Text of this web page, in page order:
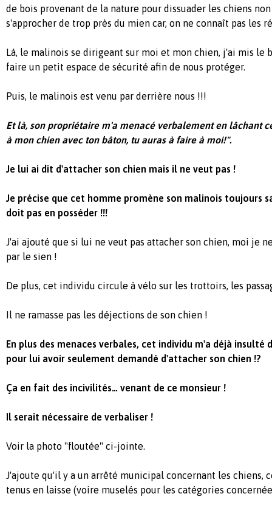
de bois provenant de la nature pour dissuader les chiens
s'approcher de trop près du mien car, on ne connaît pas les
Là, le malinois se dirigeant sur moi et mon chien, j'ai mis le
faire un petit espace de sécurité afin de nous protéger.
Puis, le malinois est venu par derrière nous !!!
Et là, son propriétaire m'a menacé verbalement en lâchant
à mon chien avec ton bâton, tu auras à faire à moi!".
Je lui ai dit d'attacher son chien mais il ne veut pas !
Je précise que cet homme promène son malinois toujours
doit pas en posséder !!!
J'ai ajouté que si lui ne veut pas attacher son chien, moi je
par le sien !
De plus, cet individu circule à vélo sur les trottoirs, les
Il ne ramasse pas les déjections de son chien !
En plus des menaces verbales, cet individu m'a déjà insulté
pour lui avoir seulement demandé d'attacher son chien !?
Ça en fait des incivilités… venant de ce monsieur !
Il serait nécessaire de verbaliser !
Voir la photo "floutée" ci-jointe.
J'ajoute qu'il y a un arrêté municipal concernant les chiens,
tenus en laisse (voire muselés pour les catégories